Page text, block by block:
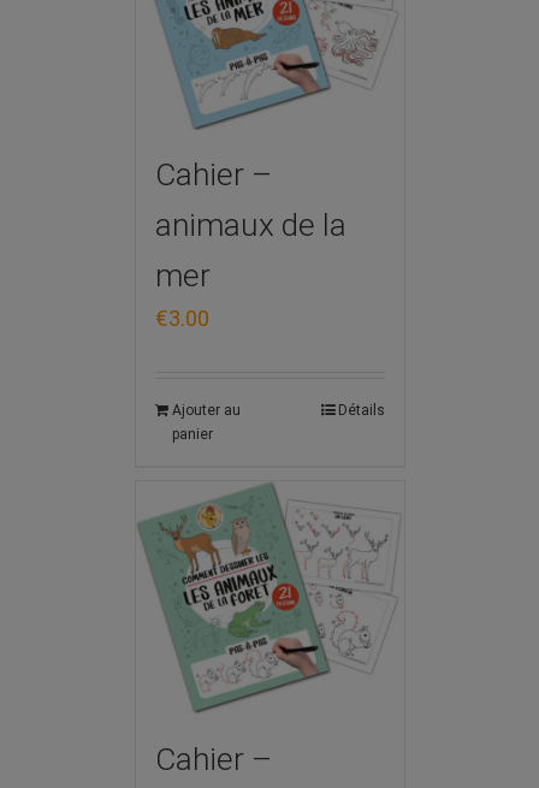
Cahier –
animaux de la
mer
€3.00
Ajouter au
panier
Détails
Cahier –